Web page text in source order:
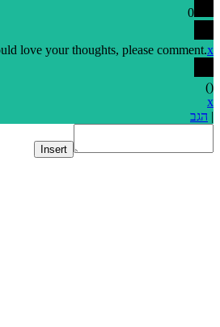
Would love your thoughts, please
Insert